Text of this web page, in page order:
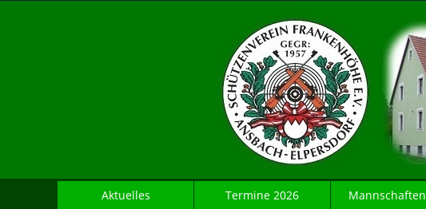
Aktuelles Termine 2026 Mannschaften